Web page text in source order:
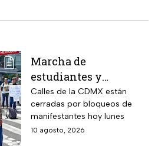
Marcha de
estudiantes y
bloqueos hoy 10 de
agosto; calles cerradas
en la CDMX minuto a
minuto
Calles de la CDMX están
cerradas por bloqueos de
manifestantes hoy lunes
10 agosto, 2026